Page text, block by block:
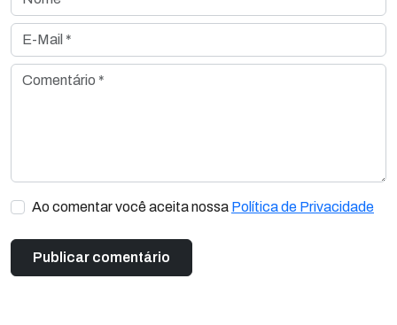
E-Mail *
Comentário *
Ao comentar você aceita nossa Política de Privacidade